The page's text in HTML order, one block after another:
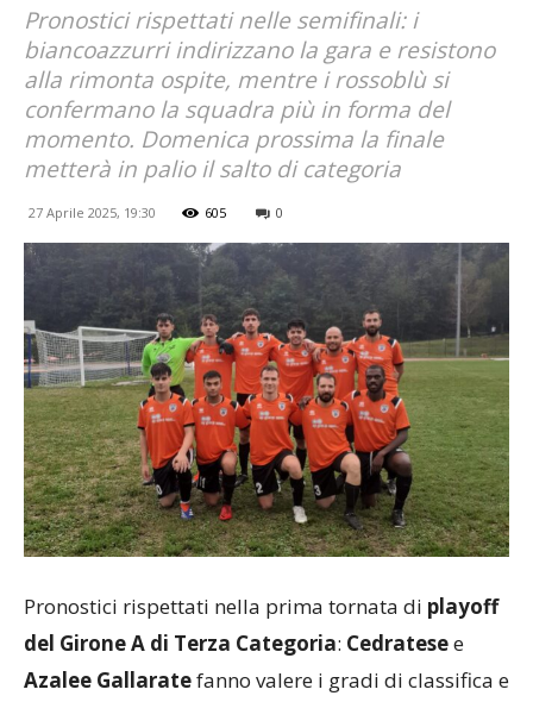
Pronostici rispettati nelle semifinali: i
biancoazzurri indirizzano la gara e resistono
alla rimonta ospite, mentre i rossoblù si
confermano la squadra più in forma del
momento. Domenica prossima la finale
metterà in palio il salto di categoria
27 Aprile 2025, 19:30 605 0
Pronostici rispettati nella prima tornata di playoff
del Girone A di Terza Categoria: Cedratesee
Azalee Gallaratefanno valere i gradi di classifica e